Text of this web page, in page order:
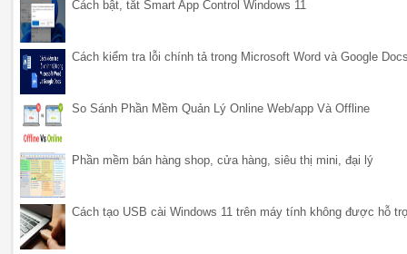
Cách bật, tắt Smart App Control Windows 11
Cách kiểm tra lỗi chính tả trong Microsoft Word và Google
So Sánh Phần Mềm Quản Lý Online Web/app Và Offline
Phần mềm bán hàng shop, cửa hàng, siêu thị mini, đại lý
Cách tạo USB cài Windows 11 trên máy tính không được hỗ